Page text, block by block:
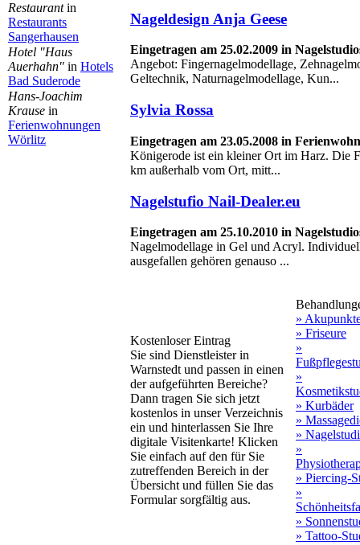
Restaurantin
Restaurants
Sangerhausen
Hotel "Haus
Auerhahn" in Hotels
Bad Suderode
Hans-Joachim
Krause in
Ferienwohnungen
Wörlitz
Nageldesign Anja Geese
Eingetragen am 25.02.2009 in
Angebot: Fingernagelmodellage,
Geltechnik, Naturnagelmodellage, Kun...
Sylvia Rossa
Eingetragen am 23.05.2008 in
Königerode ist ein kleiner Ort im Harz. Die
km außerhalb vom Ort, mitt...
Nagelstufio Nail-Dealer.eu
Eingetragen am 25.10.2010 in
Nagelmodellage in Gel und Acryl.
ausgefallen gehören genauso ...
Kostenloser Eintrag
Sie sind Dienstleister in
Warnstedt und passen in einen
der aufgeführten Bereiche?
Dann tragen Sie sich jetzt
kostenlos in unser Verzeichnis
ein und hinterlassen Sie Ihre
digitale Visitenkarte! Klicken
Sie einfach auf den für Sie
zutreffenden Bereich in der
Übersicht und füllen Sie das
Formular sorgfältig aus.
»
» Friseure
»
»
» Kurbäder
»
»
»
» Piercing-
»
»
» Tattoo-